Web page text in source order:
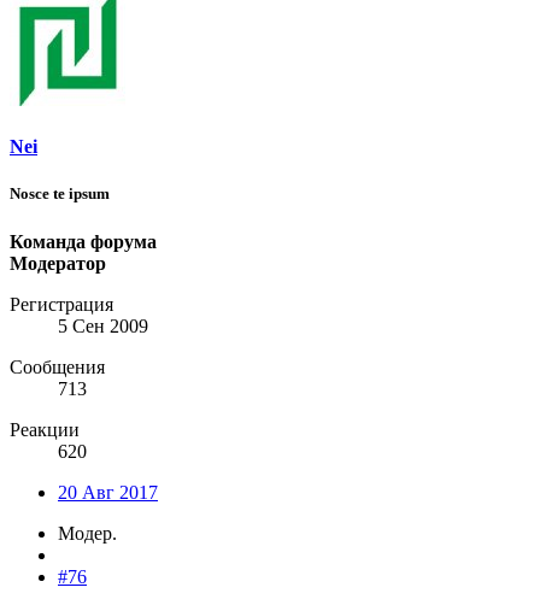
Nei
Nosce te ipsum
Команда форума
Модератор
Регистрация
5 Сен 2009
Сообщения
713
Реакции
620
20 Авг 2017
Модер.
#76